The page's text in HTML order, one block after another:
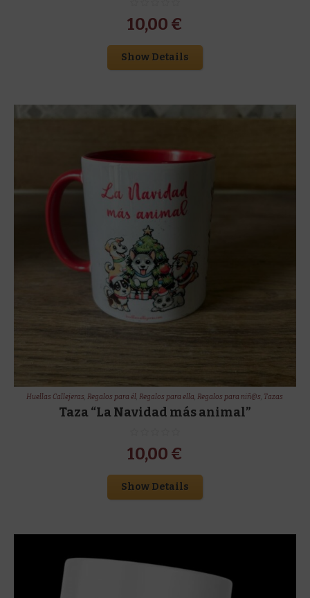
10,00 €
Show Details
Huellas Callejeras,Regalos para él,Regalos para ella,Regalos para niñ@s, Tazas
Taza “La Navidad más animal”
10,00 €
Show Details